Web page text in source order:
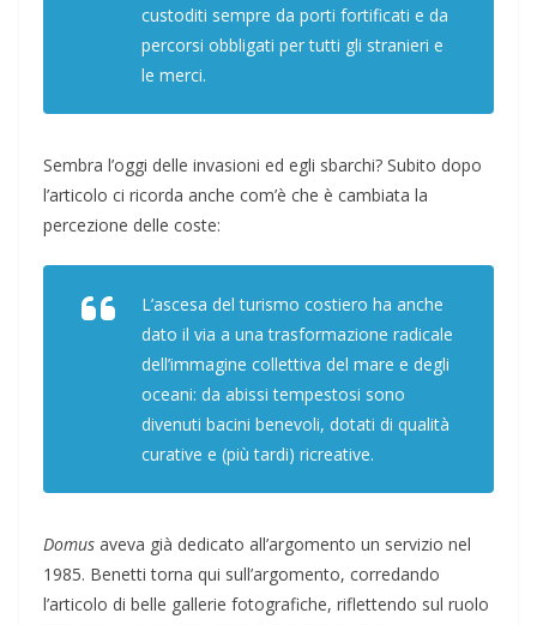
custoditi sempre da porti fortificati e da
percorsi obbligati per tutti gli stranieri e
le merci.
Sembra l’oggi delle invasioni ed egli sbarchi? Subito dopo
l’articolo ci ricorda anche com’è che è cambiata la
percezione delle coste:
L’ascesa del turismo costiero ha anche
dato il via a una trasformazione radicale
dell’immagine collettiva del mare e degli
oceani: da abissi tempestosi sono
divenuti bacini benevoli, dotati di qualità
curative e (più tardi) ricreative.
Domus aveva già dedicato all’argomento un servizio nel
1985. Benetti torna qui sull’argomento, corredando
l’articolo di belle gallerie fotografiche, riflettendo sul ruolo